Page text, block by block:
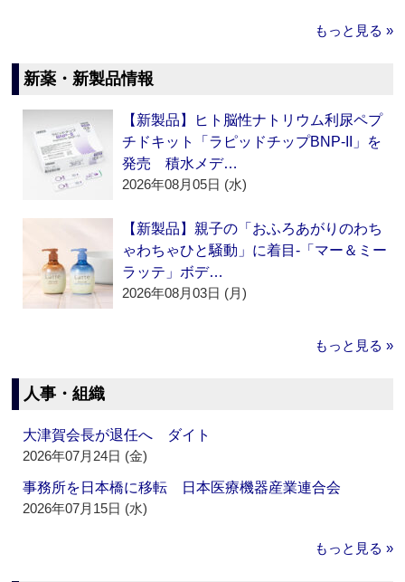
もっと見る »
新薬・新製品情報
【新製品】ヒト脳性ナトリウム利尿ペプ
チドキット「ラピッドチップBNP-II」を
発売 積水メデ…
2026年08月05日 (水)
【新製品】親子の「おふろあがりのわち
ゃわちゃひと騒動」に着目‐「マー＆ミー
ラッテ」ボデ…
2026年08月03日 (月)
もっと見る »
人事・組織
大津賀会長が退任へ ダイト
2026年07月24日 (金)
事務所を日本橋に移転 日本医療機器産業連合会
2026年07月15日 (水)
もっと見る »